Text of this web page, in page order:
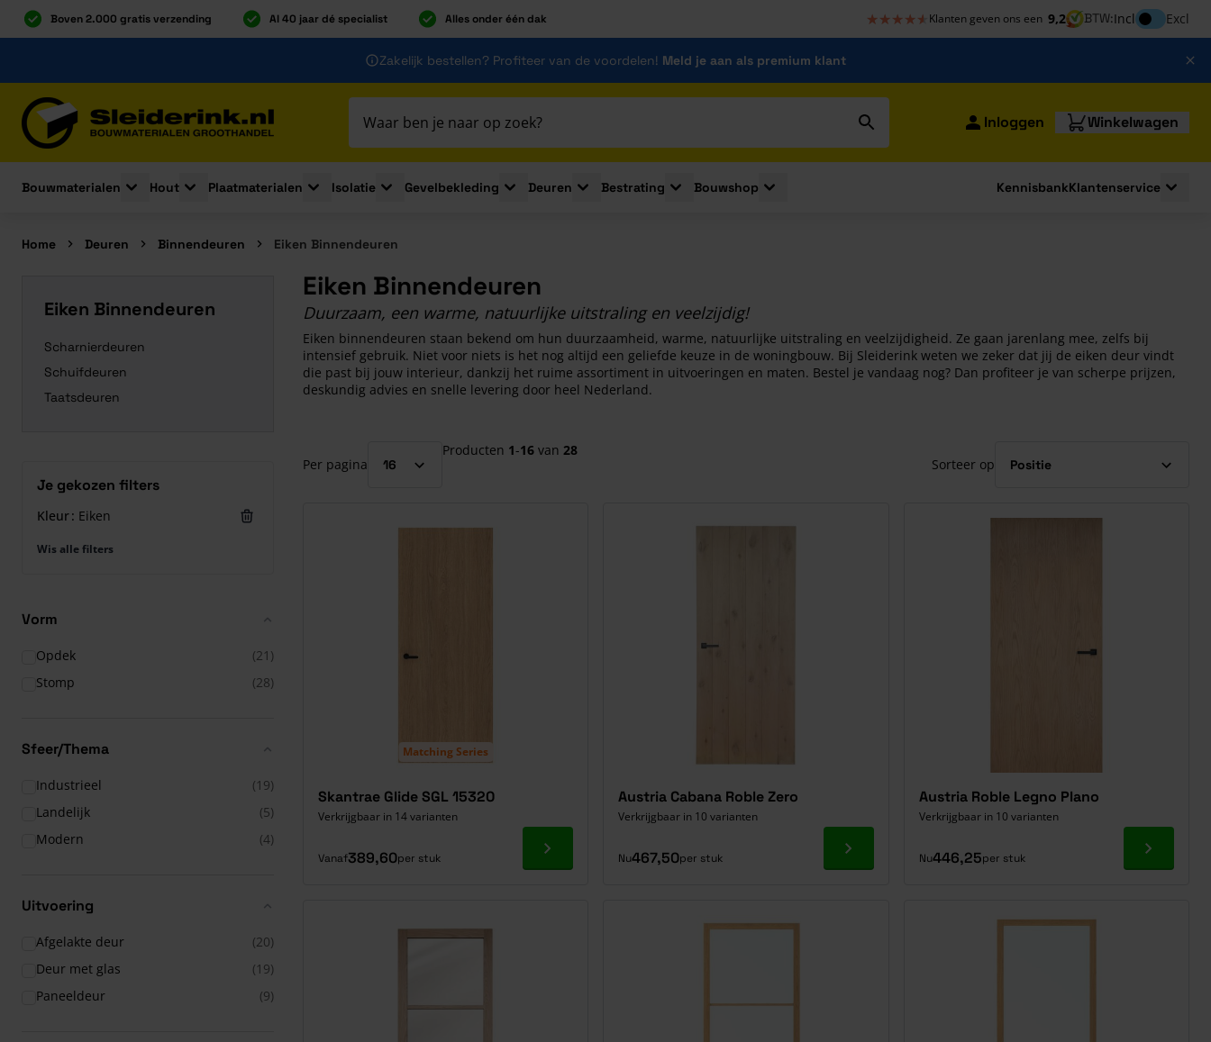
Boven 2.000 gratis verzending Al 40 jaar dé specialist Alles onder één dak ★★★★★
★★★★★ Klanten geven ons een 9,2 BTW:InclInclusief btw
Excl
Zakelijk bestellen? Profiteer van de voordelen! Meld je aan als premium klant
Inloggen Winkelwagen
Bouwmaterialen
Toggle submenu for Bouwmaterialen
Hout
Toggle submenu for Hout
Plaatmaterialen
Toggle submenu for Plaatmaterialen
Isolatie
Toggle submenu for Isolatie
Gevelbekleding
Toggle submenu for Gevelbekleding
Deuren
Toggle submenu for Deuren
Bestrating
Toggle submenu for Bestrating
Bouwshop
Toggle submenu for Bouwshop
KennisbankKlantenservice
Home Deuren Binnendeuren Eiken Binnendeuren
Eiken Binnendeuren
Scharnierdeuren
Schuifdeuren
Taatsdeuren
Je gekozen filters
Kleur Eiken
Wis alle filters
Vorm
Opdek
(21)
Stomp
(28)
Sfeer/Thema
Industrieel
(19)
Landelijk
(5)
Modern
(4)
Uitvoering
Afgelakte deur
(20)
Deur met glas
(19)
Paneeldeur
(9)
Eiken Binnendeuren
Duurzaam, een warme, natuurlijke uitstraling en veelzijdig!
Eiken binnendeuren staan bekend om hun duurzaamheid, warme, natuurlijke uitstraling en veelzijdigheid. Ze gaan jarenlang mee, zelfs bij
intensief gebruik. Niet voor niets is het nog altijd een geliefde keuze in de woningbouw. Bij Sleiderink weten we zeker dat jij de eiken deur vindt
die past bij jouw interieur, dankzij het ruime assortiment in uitvoeringen en maten. Bestel je vandaag nog? Dan profiteer je van scherpe prijzen,
deskundig advies en snelle levering door heel Nederland.
Per pagina
Producten 1-16 van 28
Sorteer op
Matching Series
Skantrae Glide SGL 15320
Verkrijgbaar in 14 varianten
Vanaf389,60per stuk Ga naar product
Austria Cabana Roble Zero
Verkrijgbaar in 10 varianten
Nu467,50per stuk Ga naar product
Austria Roble Legno Plano
Verkrijgbaar in 10 varianten
Nu446,25per stuk Ga naar